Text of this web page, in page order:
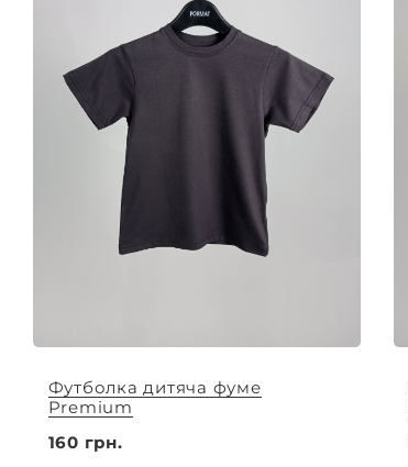
Футболка дитяча фуме
Premium
160 грн.